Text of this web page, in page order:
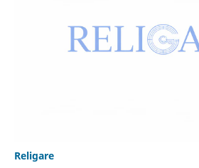
Religare